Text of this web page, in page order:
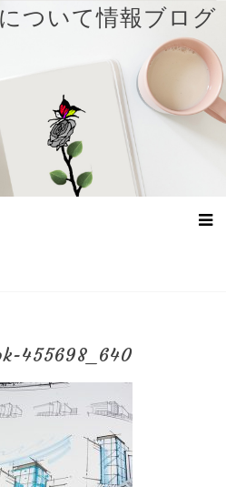
ついて情報ブログ
455698_640